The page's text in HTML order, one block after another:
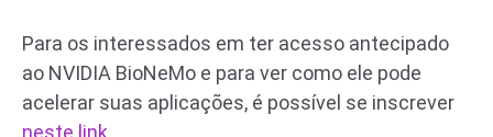
Para os interessados em ter acesso antecipado
ao NVIDIA BioNeMo e para ver como ele pode
acelerar suas aplicações, é possível se inscrever
neste link.